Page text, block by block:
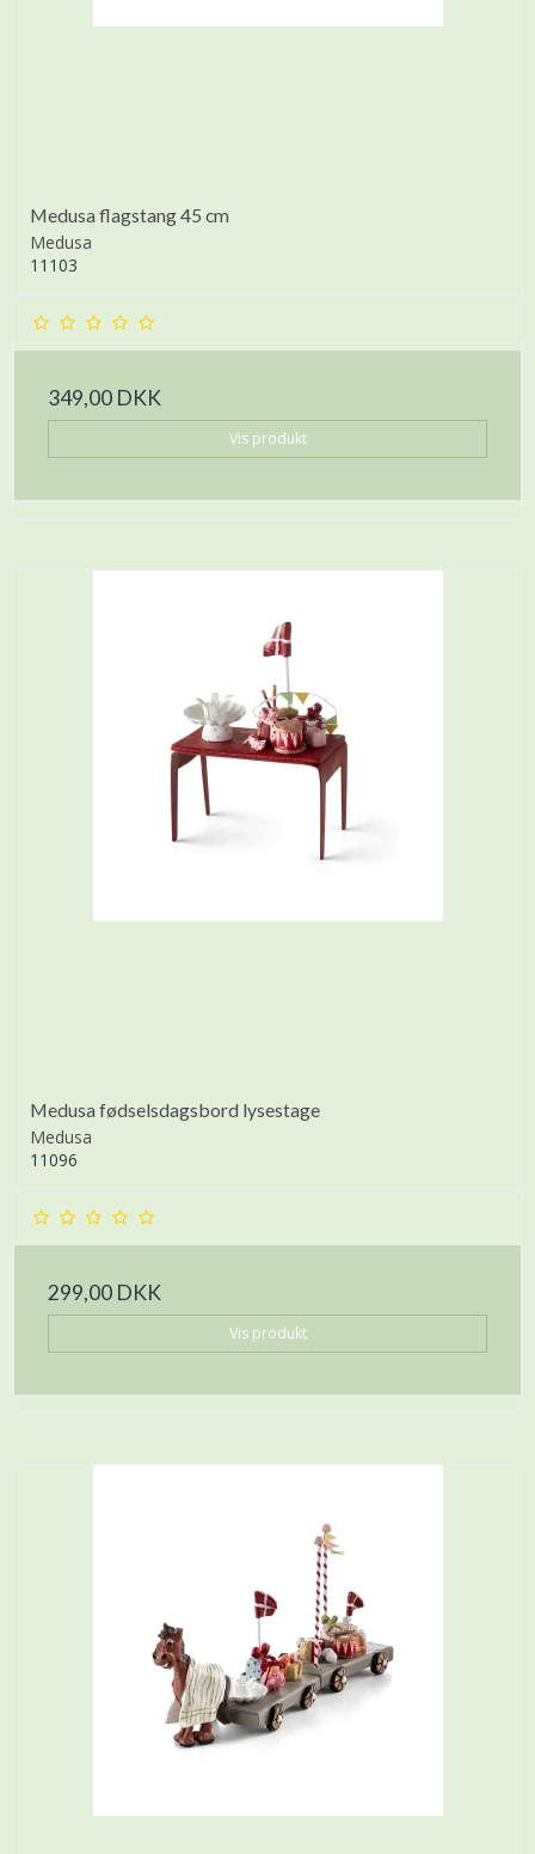
Medusa flagstang 45 cm
Medusa
11103
349,00 DKK
Vis produkt
Medusa fødselsdagsbord lysestage
Medusa
11096
299,00 DKK
Vis produkt